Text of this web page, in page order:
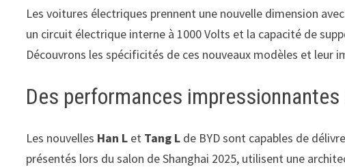
Les voitures électriques prennent une nouvelle dimension
un circuit électrique interne à 1000 Volts et la capacité de
Découvrons les spécificités de ces nouveaux modèles et leur
Des performances impressionnantes
Les nouvelles Han L et Tang L de BYD sont capables de
présentés lors du salon de Shanghai 2025, utilisent une